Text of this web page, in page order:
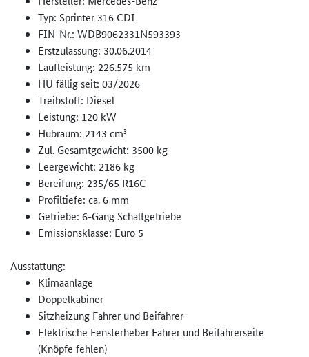
Typ: Sprinter 316 CDI
FIN-Nr.: WDB9062331N593393
Erstzulassung: 30.06.2014
Laufleistung: 226.575 km
HU fällig seit: 03/2026
Treibstoff: Diesel
Leistung: 120 kW
Hubraum: 2143 cm³
Zul. Gesamtgewicht: 3500 kg
Leergewicht: 2186 kg
Bereifung: 235/65 R16C
Profiltiefe: ca. 6 mm
Getriebe: 6-Gang Schaltgetriebe
Emissionsklasse: Euro 5
Ausstattung:
Klimaanlage
Doppelkabiner
Sitzheizung Fahrer und Beifahrer
Elektrische Fensterheber Fahrer und Beifahrerseite
(Knöpfe fehlen)